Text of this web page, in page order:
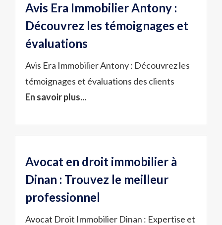
Avis Era Immobilier Antony :
Découvrez les témoignages et
évaluations
Avis Era Immobilier Antony : Découvrez les
témoignages et évaluations des clients
En savoir plus...
Avocat en droit immobilier à
Dinan : Trouvez le meilleur
professionnel
Avocat Droit Immobilier Dinan : Expertise et